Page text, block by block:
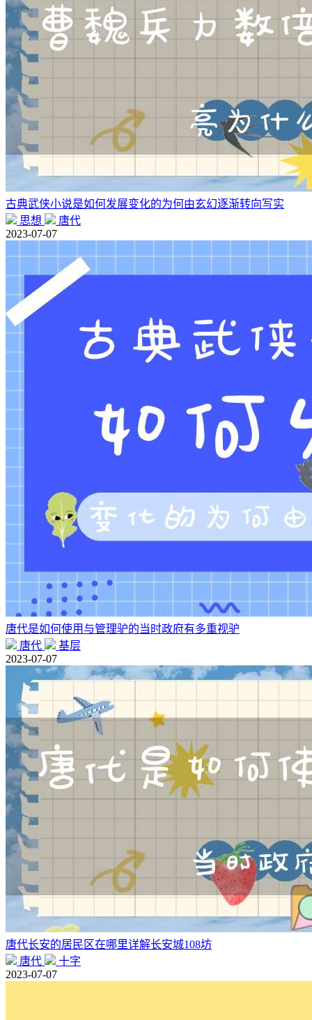
古典武侠小说是如何发展变化的为何由玄幻逐渐转向写实
思想
唐代
2023-07-07
唐代是如何使用与管理驴的当时政府有多重视驴
唐代
基层
2023-07-07
唐代长安的居民区在哪里详解长安城108坊
唐代
十字
2023-07-07